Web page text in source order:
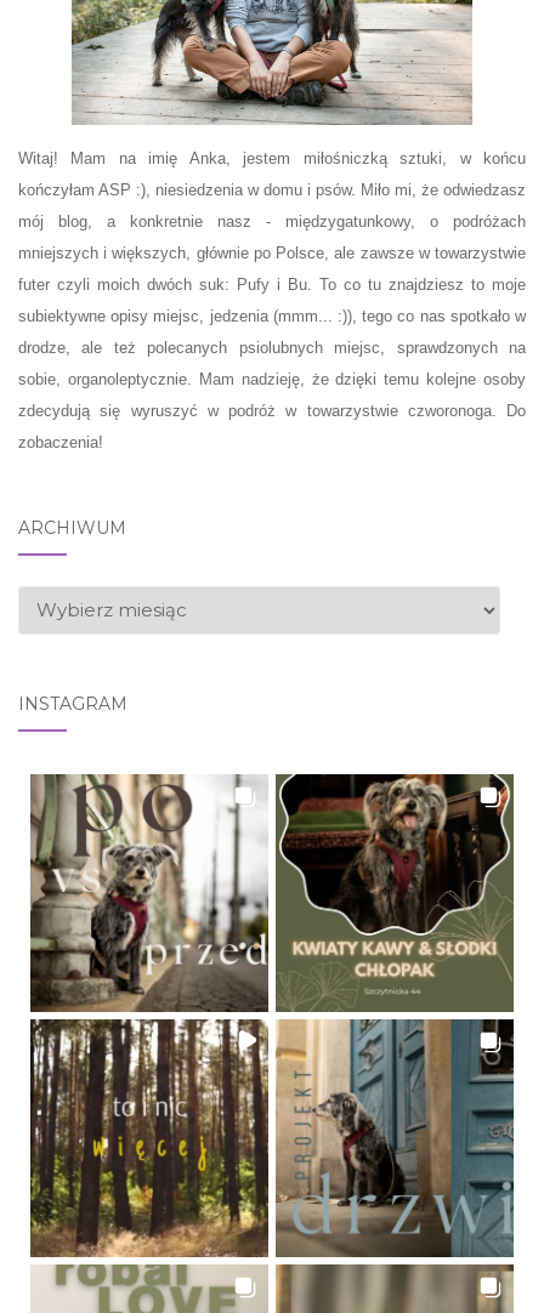
Witaj! Mam na imię Anka, jestem miłośniczką sztuki, w końcu
kończyłam ASP :), niesiedzenia w domu i psów. Miło mi, że odwiedzasz
mój blog, a konkretnie nasz - międzygatunkowy, o podróżach
mniejszych i większych, głównie po Polsce, ale zawsze w towarzystwie
futer czyli moich dwóch suk: Pufy i Bu. To co tu znajdziesz to moje
subiektywne opisy miejsc, jedzenia (mmm... :)), tego co nas spotkało w
drodze, ale też polecanych psiolubnych miejsc, sprawdzonych na
sobie, organoleptycznie. Mam nadzieję, że dzięki temu kolejne osoby
zdecydują się wyruszyć w podróż w towarzystwie czworonoga. Do
zobaczenia!
ARCHIWUM
ARCHIWUM
INSTAGRAM